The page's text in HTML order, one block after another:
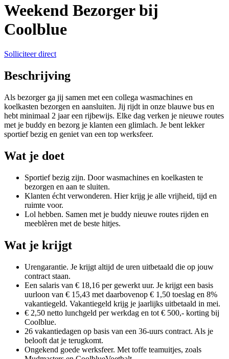
Weekend Bezorger bij
Coolblue
Solliciteer direct
Beschrijving
Als bezorger ga jij samen met een collega wasmachines en
koelkasten bezorgen en aansluiten. Jij rijdt in onze blauwe bus en
hebt minimaal 2 jaar een rijbewijs. Elke dag verken je nieuwe routes
met je buddy en bezorg je klanten een glimlach. Je bent lekker
sportief bezig en geniet van een top werksfeer.
Wat je doet
Sportief bezig zijn. Door wasmachines en koelkasten te
bezorgen en aan te sluiten.
Klanten écht verwonderen. Hier krijg je alle vrijheid, tijd en
ruimte voor.
Lol hebben. Samen met je buddy nieuwe routes rijden en
meeblèren met de beste hitjes.
Wat je krijgt
Urengarantie. Je krijgt altijd de uren uitbetaald die op jouw
contract staan.
Een salaris van € 18,16 per gewerkt uur. Je krijgt een basis
uurloon van € 15,43 met daarbovenop € 1,50 toeslag en 8%
vakantiegeld. Vakantiegeld krijg je jaarlijks uitbetaald in mei.
€ 2,50 netto lunchgeld per werkdag en tot € 500,- korting bij
Coolblue.
26 vakantiedagen op basis van een 36-uurs contract. Als je
belooft dat je terugkomt.
Ongekend goede werksfeer. Met toffe teamuitjes, zoals